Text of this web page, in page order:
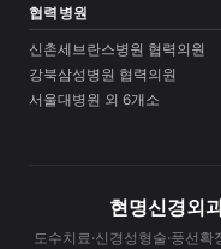
협력병원
신촌세브란스병원 협력의원
강북삼성병원 협력의원
서울대병원 외 6개소
현명신경외
도수치료·신경성형술·풍선확